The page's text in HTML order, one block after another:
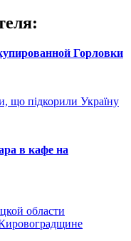
:
Горловки
що підкорили Україну
в кафе на
области